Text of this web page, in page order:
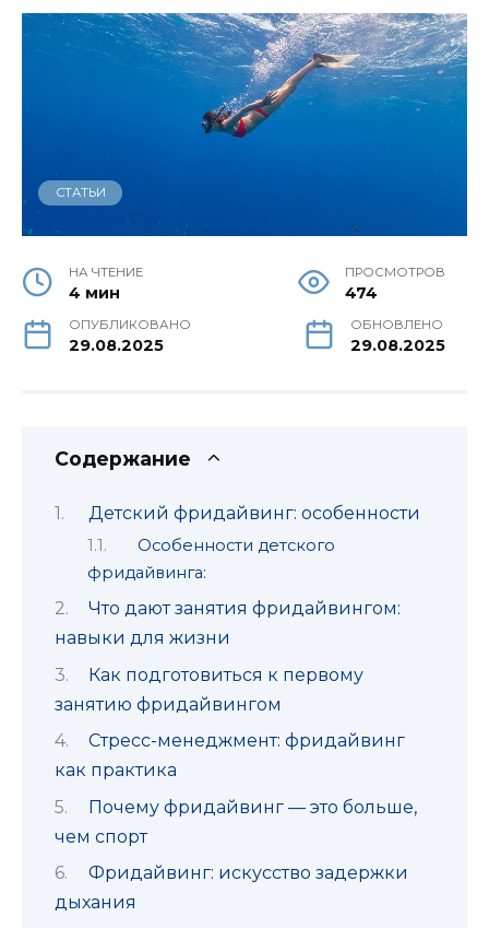
СТАТЬИ
НА ЧТЕНИЕ
4 мин
ПРОСМОТРОВ
474
ОПУБЛИКОВАНО
29.08.2025
ОБНОВЛЕНО
29.08.2025
Содержание
Детский фридайвинг: особенности
Особенности детского
фридайвинга:
Что дают занятия фридайвингом:
навыки для жизни
Как подготовиться к первому
занятию фридайвингом
Стресс-менеджмент: фридайвинг
как практика
Почему фридайвинг — это больше,
чем спорт
Фридайвинг: искусство задержки
дыхания